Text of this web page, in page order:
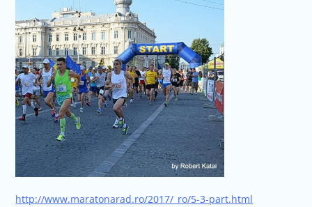
http://www.maratonarad.ro/2017/_ro/5-3-part.html